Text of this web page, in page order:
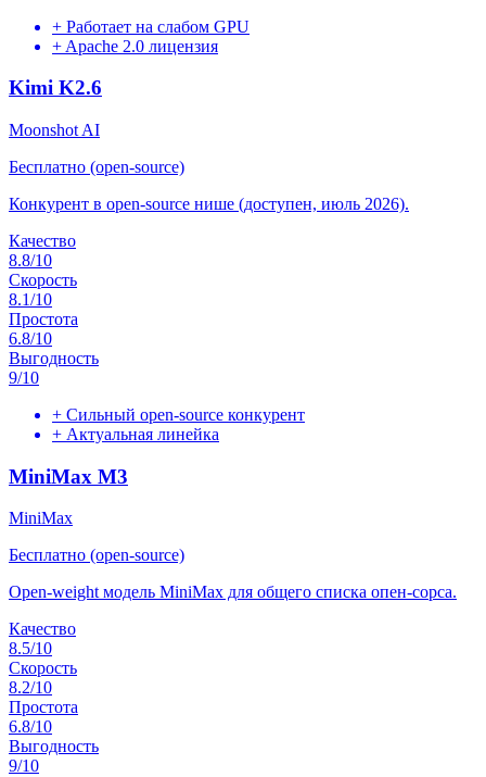
+ Работает на слабом GPU
+ Apache 2.0 лицензия
Kimi K2.6
Moonshot AI
Бесплатно (open-source)
Конкурент в open-source нише (доступен, июль 2026).
Качество
8.8/10
Скорость
8.1/10
Простота
6.8/10
Выгодность
9/10
+ Сильный open-source конкурент
+ Актуальная линейка
MiniMax M3
MiniMax
Бесплатно (open-source)
Open-weight модель MiniMax для общего списка опен-сорса.
Качество
8.5/10
Скорость
8.2/10
Простота
6.8/10
Выгодность
9/10